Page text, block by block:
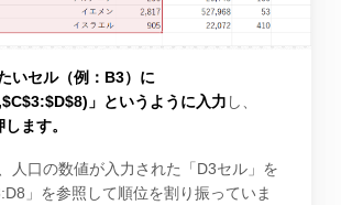
いセル（例：B3）に
」というように入力 し、
ます。
人口の数値が入力された「D3セル」を
」を参照して順位を割り振っていま